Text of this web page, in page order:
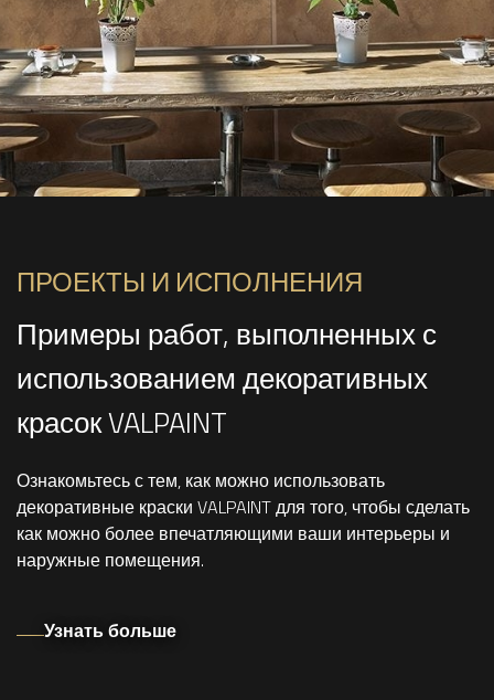
ПРОЕКТЫ И ИСПОЛНЕНИЯ
Примеры работ, выполненных с
использованием декоративных
красок VALPAINT
Ознакомьтесь с тем, как можно использовать
декоративные краски VALPAINT для того, чтобы сделать
как можно более впечатляющими ваши интерьеры и
наружные помещения.
Узнать больше